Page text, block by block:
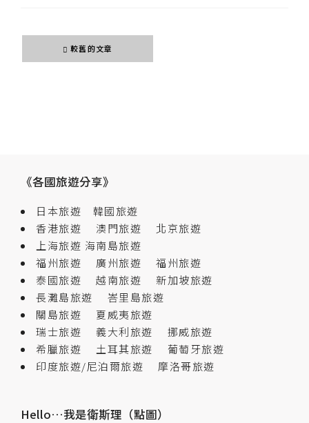
文
章
較舊的文章
《各國旅遊分享》
日本旅遊
韓國旅遊
香港旅遊
澳門旅遊
北京旅遊
上海旅遊 海南島旅遊
福州旅遊
廣州旅遊
福州旅遊
泰國旅遊
越南旅遊
新加坡旅遊
長灘島旅遊
峇里島旅遊
關島旅遊
夏威夷旅遊
瑞士旅遊
義大利旅遊
挪威旅遊
希臘旅遊
土耳其旅遊
葡萄牙旅遊
印度旅遊/尼泊爾旅遊
摩洛哥旅遊
Hello…我是衛斯理（點圖）